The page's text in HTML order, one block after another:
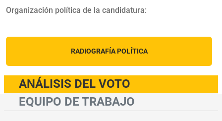
Organización política de la candidatura:
RADIOGRAFÍA POLÍTICA
ANÁLISIS DEL VOTO
EQUIPO DE TRABAJO